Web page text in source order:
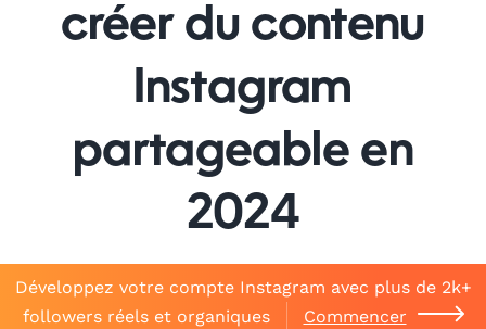
Twitter (𝕏)
Panier
créer du contenu
Instagram
partageable en
2024
Développez votre compte Instagram avec plus de 2k+
followers réels et organiques
Commencer